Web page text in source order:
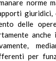
norme
giuridici,
delle
per